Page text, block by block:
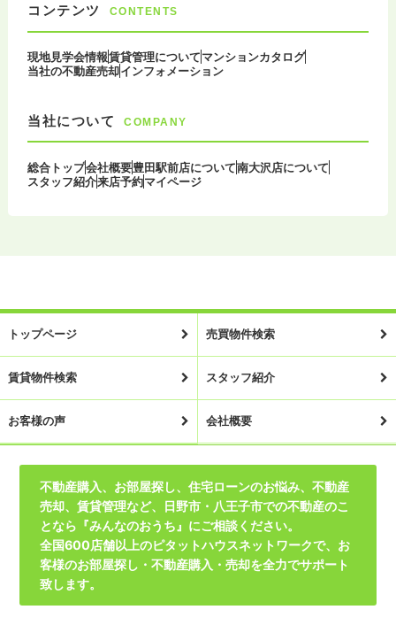
コンテンツ CONTENTS
現地見学会情報賃貸管理についてマンションカタログ
当社の不動産売却インフォメーション
当社について COMPANY
総合トップ会社概要豊田駅前店について南大沢店について
スタッフ紹介来店予約マイページ
トップページ 売買物件検索
賃貸物件検索 スタッフ紹介
お客様の声 会社概要
不動産購入、お部屋探し、住宅ローンのお悩み、不動産
売却、賃貸管理など、日野市・八王子市での不動産のこ
となら『みんなのおうち』にご相談ください。
全国600店舗以上のピタットハウスネットワークで、お
客様のお部屋探し・不動産購入・売却を全力でサポート
致します。